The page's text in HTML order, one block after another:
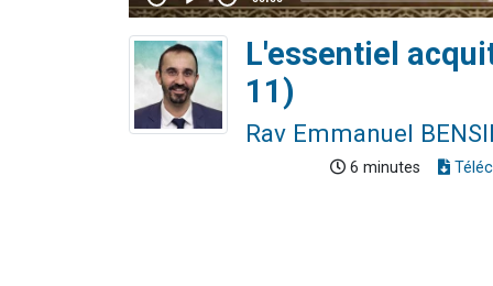
L'essentiel
11)
Rav Emmanuel
6 minutes